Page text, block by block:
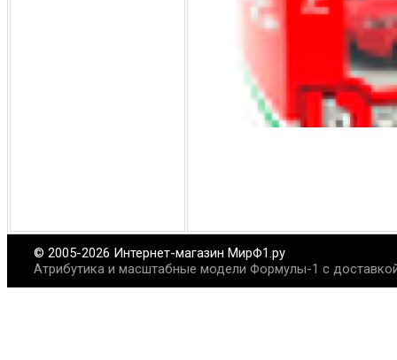
© 2005-2026 Интернет-магазин МирФ1.ру
Атрибутика и масштабные модели Формулы-1 с